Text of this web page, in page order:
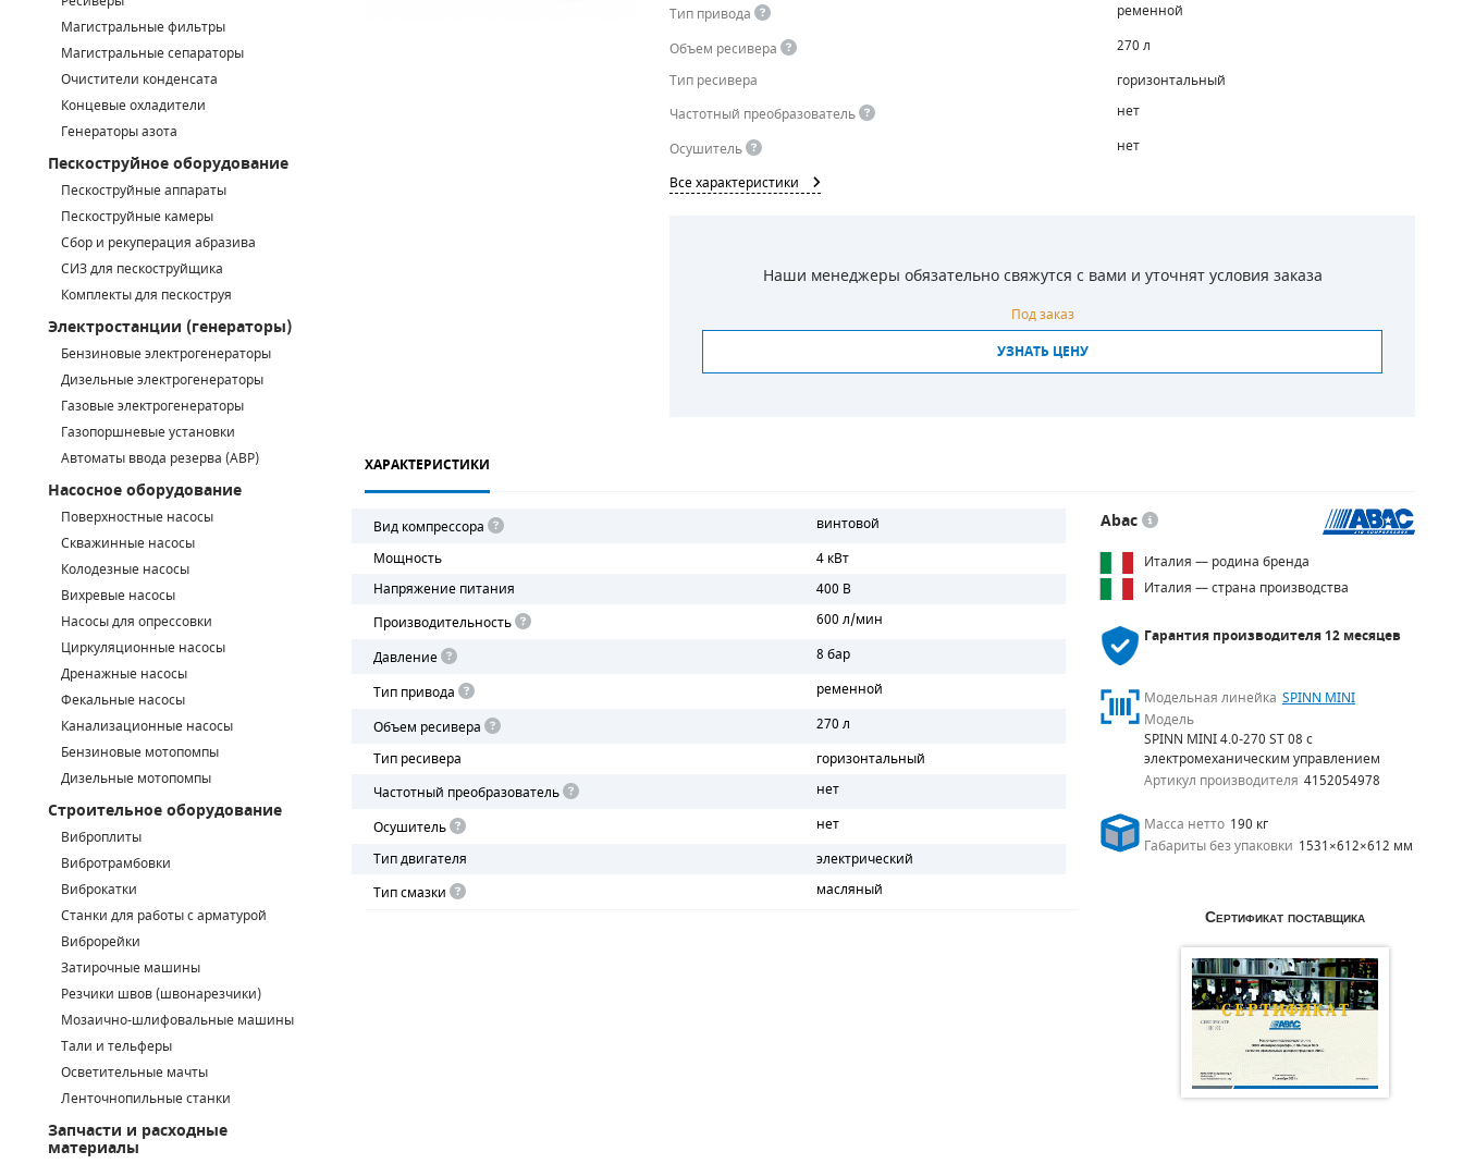
Магистральные фильтры
Магистральные сепараторы
Очистители конденсата
Концевые охладители
Генераторы азота
Пескоструйное оборудование
Пескоструйные аппараты
Пескоструйные камеры
Сбор и рекуперация абразива
СИЗ для пескоструйщика
Комплекты для пескоструя
Электростанции (генераторы)
Бензиновые электрогенераторы
Дизельные электрогенераторы
Газовые электрогенераторы
Газопоршневые установки
Автоматы ввода резерва (АВР)
Насосное оборудование
Поверхностные насосы
Скважинные насосы
Колодезные насосы
Вихревые насосы
Насосы для опрессовки
Циркуляционные насосы
Дренажные насосы
Фекальные насосы
Канализационные насосы
Бензиновые мотопомпы
Дизельные мотопомпы
Строительное оборудование
Виброплиты
Вибротрамбовки
Виброкатки
Станки для работы с арматурой
Виброрейки
Затирочные машины
Резчики швов (швонарезчики)
Мозаично-шлифовальные машины
Тали и тельферы
Осветительные мачты
Ленточнопильные станки
Запчасти и расходные
материалы
Тип привода
ременной
Объем ресивера
270 л
Тип ресивера
горизонтальный
Частотный преобразователь
нет
Осушитель
нет
Все характеристики
Наши менеджеры обязательно свяжутся с вами и уточнят условия заказа
Под заказ
УЗНАТЬ ЦЕНУ
ХАРАКТЕРИСТИКИ
Вид компрессора
винтовой
Мощность
4 кВт
Напряжение питания
400 В
Производительность
600 л/мин
Давление
8 бар
Тип привода
ременной
Объем ресивера
270 л
Тип ресивера
горизонтальный
Частотный преобразователь
нет
Осушитель
нет
Тип двигателя
электрический
Тип смазки
масляный
Abac
Италия — родина бренда
Италия — страна производства
Гарантия производителя12 месяцев
Модельная линейка SPINN MINI
Модель
SPINN MINI 4.0-270 ST 08 с
электромеханическим управлением
Артикул производителя 4152054978
Масса нетто 190 кг
Габариты без упаковки 1531×612×612 мм
Сертификат поставщика
САДОВАЯ ТЕХНИКА
КОНТЕЙНЕРЫ ДЛЯ ОБОРУДОВАНИЯ
КАНАЛИЗАЦИОННЫЕ НАСОСЫ
ДИЗЕЛЬНЫЕ МОТОПОМПЫ
ТАЛИ И ТЕЛЬФЕРЫ
ЛЕНТОЧНОПИЛЬНЫЕ СТАНКИ
КОНТРОЛЛЕРЫ (БЛОКИ УПРАВЛЕНИЯ)
ВПУСКНЫЕ КЛАПАНЫ
ОБРАТНЫЕ КЛАПАНЫ
КЛАПАНЫ МИНИМАЛЬНОГО ДАВЛЕНИЯ
РЕЛЕ ДАВЛЕНИЯ ДЛЯ ДЛЯ КОМПРЕССОРОВ
ДАТЧИКИ
РУКАВА ВЫСОКОГО ДАВЛЕНИЯ (РВД)
ЗАПЧАСТИ ДЛЯ ВИНТОВЫХ КОМПРЕССОРОВ
СМЕННЫЕ ЭЛЕМЕНТЫ МАГИСТРАЛЬНЫХ ФИЛЬТРОВ
ДЛЯ АДСОРБЦИОННЫХ ОСУШИТЕЛЕЙ
ЭЛЕКТРОДВИГАТЕЛИ
БЕНЗИНОВЫЕ ДВИГАТЕЛИ
ДИЗЕЛЬНЫЕ ДВИГАТЕЛИ
ФИЛЬТРЫ ТОПЛИВНЫЕ
МОТОРНОЕ МАСЛО
РАДИАТОРЫ
ПОДШИПНИКИ
ПОРШНЕВЫЕ БЛОКИ
ДЕТАЛИ ПОРШНЕВЫХ КОМПРЕССОРОВ
ДЕТАЛИ СПИРАЛЬНЫХ КОМПРЕССОРОВ
ДЕТАЛИ НАСОСНОЙ ЧАСТИ